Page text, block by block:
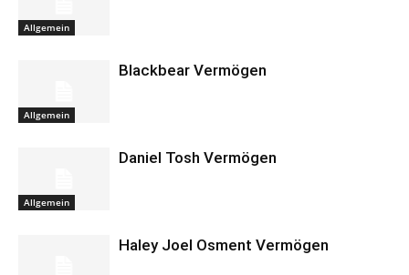
Allgemein
Allgemein
Blackbear Vermögen
Allgemein
Daniel Tosh Vermögen
Haley Joel Osment Vermögen